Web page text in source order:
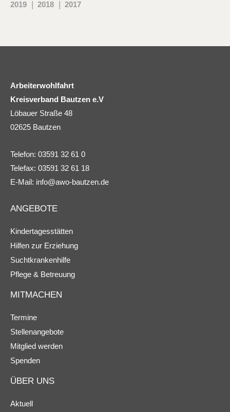
2019
2018 2017
Arbeiterwohlfahrt
Kreisverband Bautzen e.V
Löbauer Straße 48
02625 Bautzen
Telefon: 03591 32 61 0
Telefax: 03591 32 61 18
E-Mail: info@awo-bautzen.de
ANGEBOTE
Kindertagesstätten
Hilfen zur Erziehung
Suchtkrankenhilfe
Pflege & Betreuung
MITMACHEN
Termine
Stellenangebote
Mitglied werden
Spenden
ÜBER UNS
Aktuell